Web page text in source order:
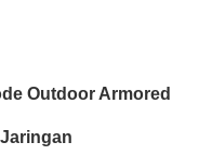
Outdoor Armored